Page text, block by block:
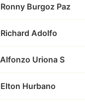
Ronny Burgoz Paz
Richard Adolfo
Alfonzo Uriona S
Elton Hurbano